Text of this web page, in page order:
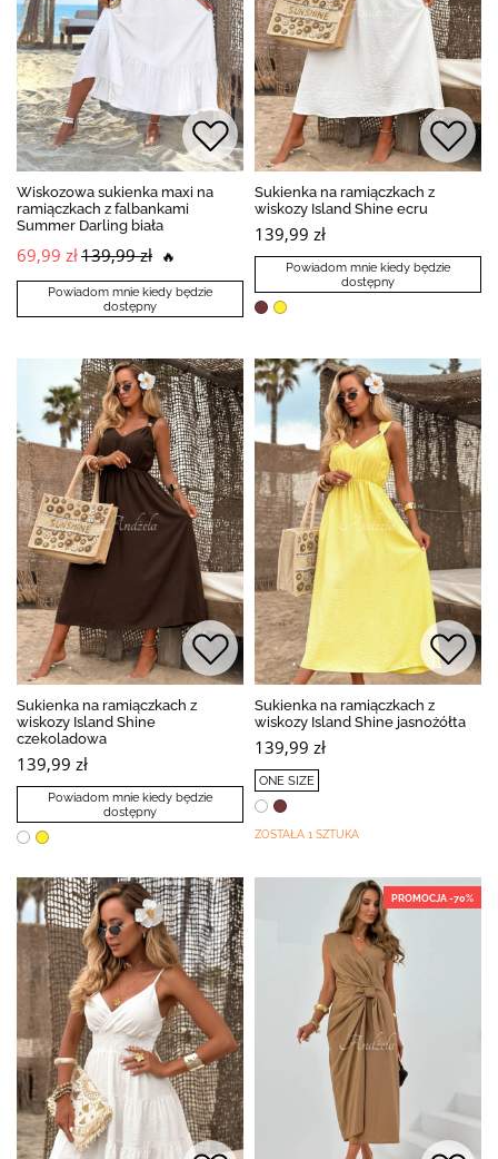
Wiskozowa sukienka maxi na
ramiączkach z falbankami
Summer Darling biała
69,99 zł139,99 zł 🔥
Powiadom mnie kiedy będzie
dostępny
Sukienka na ramiączkach z
wiskozy Island Shine ecru
139,99 zł
Powiadom mnie kiedy będzie
dostępny
Sukienka na ramiączkach z
wiskozy Island Shine
czekoladowa
139,99 zł
Powiadom mnie kiedy będzie
dostępny
Sukienka na ramiączkach z
wiskozy Island Shine jasnożółta
139,99 zł
ONE SIZE
ZOSTAŁA 1 SZTUKA
PROMOCJA -70%